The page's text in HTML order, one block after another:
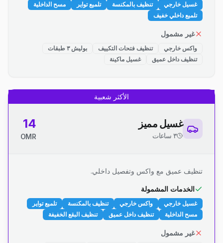
غسيل خارجي تنظيف بالمكنسة تلميع تواير
مسح الداخلية
تلميع داخلي خفيف
غير مشمول
واكس خارجي تنظيف فتحات التكييف
بوليش ٣ طبقات
تنظيف داخل عميق
غسيل ماكينة
الأكثر شعبية
غسيل مميز
٣ ساعات
14
OMR
تنظيف عميق مع واكس وتفصيل داخلي.
الخدمات المشمولة
غسيل خارجي واكس خارجي تنظيف بالمكنسة
تلميع تواير
مسح الداخلية
تنظيف داخل عميق تنظيف البقع الخفيفة
غير مشمول